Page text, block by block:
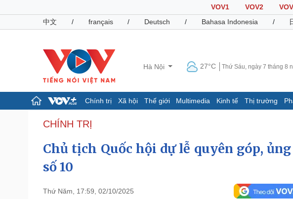
VOV1 VOV2
中文
/ français / Deutsch / Bahasa Indonesia /
Hà Nội 27°C Thứ Sáu, ngày 7 tháng 8
Chính trị Xã hội Thế giới Multimedia Kinh tế Thị trường
Chính trị
Tổ chức nhân sự
Quốc hội
Nhận diện sự thật
Dự báo thời tiết
Giáo dục
Cuộc sống đó
Hồ sơ
CHÍNH TRỊ
Chủ tịch Quốc hội dự lễ quyên góp,
số 10
Thứ Năm, 17:59, 02/10/2025